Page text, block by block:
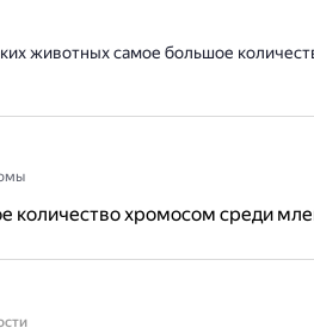
животных самое большое
количество хромосом среди